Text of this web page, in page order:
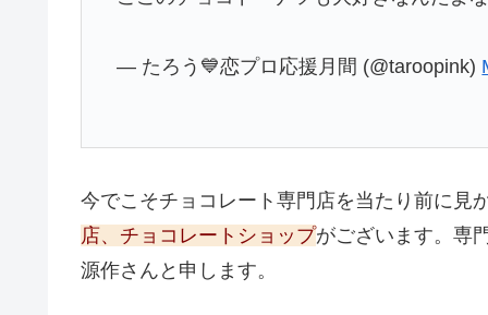
— たろう💙恋プロ応援月間 (@taroopink)
今でこそチョコレート専門店を当たり前に見
店、チョコレートショップがございます。専
源作さんと申します。